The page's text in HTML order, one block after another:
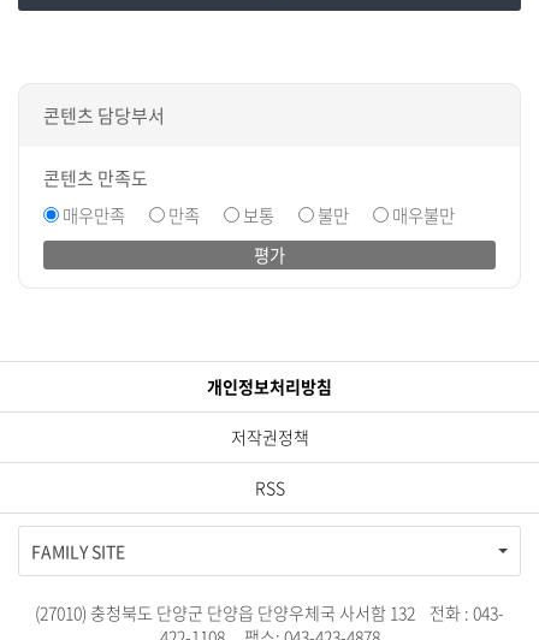
콘텐츠 담당부서
콘텐츠 만족도
매우만족
만족 보통 불만
매우불만
평가
개인정보처리방침
저작권정책
RSS
FAMILY SITE
(27010) 충청북도 단양군 단양읍 단양우체국 사서함 132 전화 : 043-